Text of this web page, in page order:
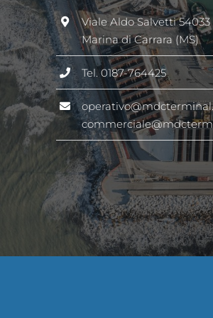
Viale Aldo Salvetti 54033
Marina di Carrara (MS)
Tel.0187-764425